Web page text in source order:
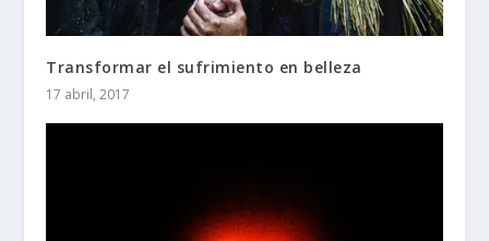
Transformar el sufrimiento en belleza
17 abril, 2017